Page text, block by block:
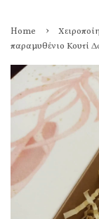
Home ›
παραμυθένιο Κουτί